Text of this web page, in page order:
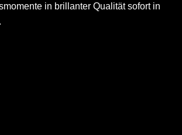
in brillanter Qualität sofort in